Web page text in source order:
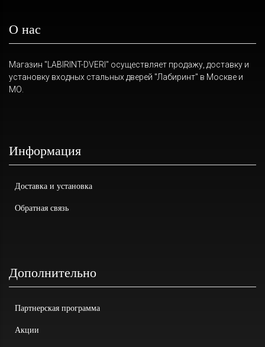
О нас
Магазин "LABIRINT-DVERI" осуществляет продажу, доставку и
установку входных стальных дверей "Лабиринт" в Москве и
МО.
Информация
Доставка и установка
Обратная связь
Дополнительно
Партнерская программа
Акции